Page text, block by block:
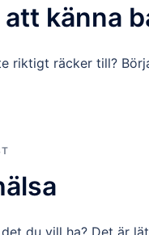
känna
riktigt räcker till?
du vill ha? Det är